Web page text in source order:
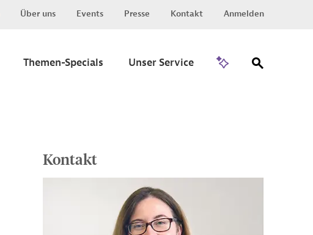
Über uns Events Presse Kontakt Anmelden
Themen-Specials Unser Service
Kontakt